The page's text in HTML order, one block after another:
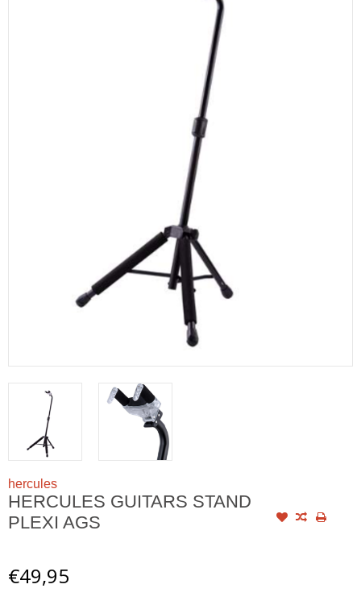
hercules
HERCULES GUITARS STAND
PLEXI AGS
€49,95